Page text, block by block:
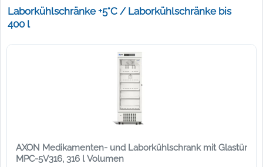
Laborkühlschränke +5°C / Laborkühlschränke bis
400 l
AXON Medikamenten- und Laborkühlschrank mit Glastür
MPC-5V316, 316 l Volumen